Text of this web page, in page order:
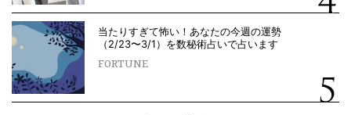
当たりすぎて怖い！あなたの今週の運勢
（2/23〜3/1）を数秘術占いで占います
FORTUNE